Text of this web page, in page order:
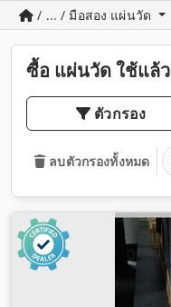
/ ... / มือสอง แผ่นวัด
ซื้อ แผ่นวัด ใช้แล้ว
ตัวกรอง
ลบตัวกรองทั้งหมด